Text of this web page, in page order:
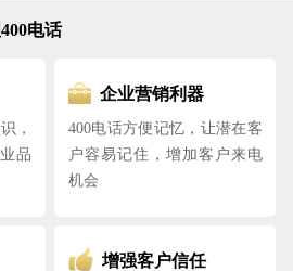
电话
，
品
企业营销利器
400电话方便记忆，让潜在客
户容易记住，增加客户来电
机会
增强客户信任